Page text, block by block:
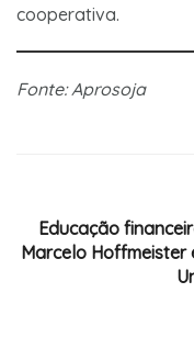
cooperativa.
Fonte: Aprosoja
Educação
Marcelo Hoffmeister